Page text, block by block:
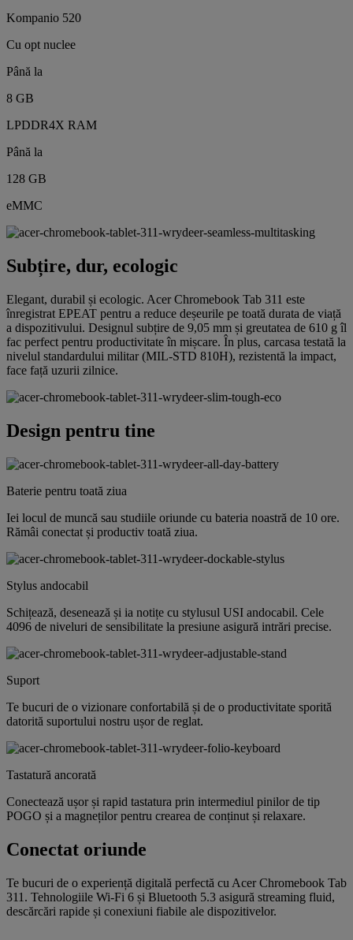
Kompanio 520
Cu opt nuclee
Până la
8 GB
LPDDR4X RAM
Până la
128 GB
eMMC
Subțire, dur, ecologic
Elegant, durabil și ecologic. Acer Chromebook Tab 311 este
înregistrat EPEAT pentru a reduce deșeurile pe toată durata de viață
a dispozitivului. Designul subțire de 9,05 mm și greutatea de 610 g îl
fac perfect pentru productivitate în mișcare. În plus, carcasa testată la
nivelul standardului militar (MIL-STD 810H), rezistentă la impact,
face față uzurii zilnice.
Design pentru tine
Baterie pentru toată ziua
Iei locul de muncă sau studiile oriunde cu bateria noastră de 10 ore.
Rămâi conectat și productiv toată ziua.
Stylus andocabil
Schițează, desenează și ia notițe cu stylusul USI andocabil. Cele
4096 de niveluri de sensibilitate la presiune asigură intrări precise.
Suport
Te bucuri de o vizionare confortabilă și de o productivitate sporită
datorită suportului nostru ușor de reglat.
Tastatură ancorată
Conectează ușor și rapid tastatura prin intermediul pinilor de tip
POGO și a magneților pentru crearea de conținut și relaxare.
Conectat oriunde
Te bucuri de o experiență digitală perfectă cu Acer Chromebook Tab
311. Tehnologiile Wi-Fi 6 și Bluetooth 5.3 asigură streaming fluid,
descărcări rapide și conexiuni fiabile ale dispozitivelor.